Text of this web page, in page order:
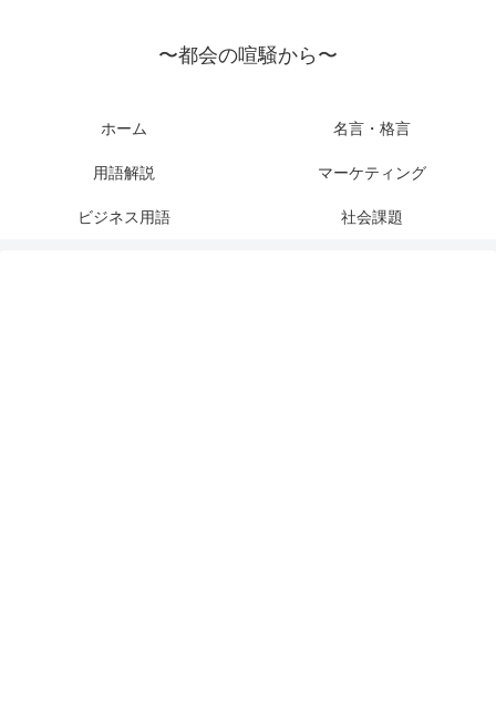
〜都会の喧騒から〜
ホーム 名言・格言
用語解説 マーケティング
ビジネス用語 社会課題